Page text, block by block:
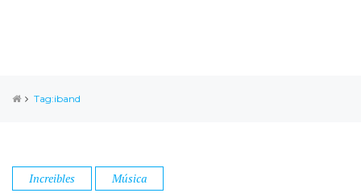
Tag:iband
Increibles Música